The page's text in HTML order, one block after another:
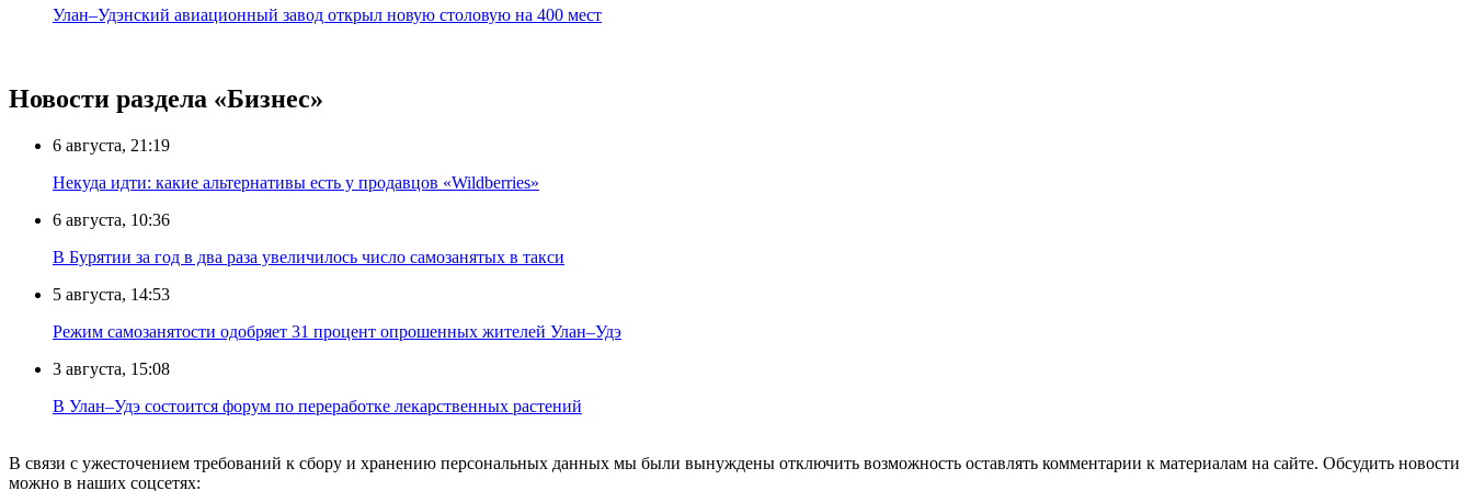
Улан–Удэнский авиационный завод открыл новую столовую на 400 мест
Новости раздела «Бизнес»
6 августа, 21:19
Некуда идти: какие альтернативы есть у продавцов «Wildberries»
6 августа, 10:36
В Бурятии за год в два раза увеличилось число самозанятых в такси
5 августа, 14:53
Режим самозанятости одобряет 31 процент опрошенных жителей Улан–Удэ
3 августа, 15:08
В Улан–Удэ состоится форум по переработке лекарственных растений
В связи с ужесточением требований к сбору и хранению персональных данных мы были вынуждены отключить возможность оставлять комментарии к материалам на сайте. Обсудить новости
можно в наших соцсетях: